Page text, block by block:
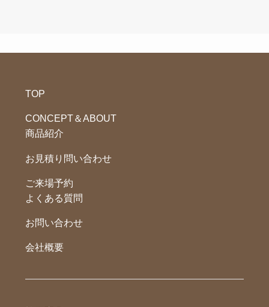
TOP
CONCEPT＆ABOUT
商品紹介
お見積り問い合わせ
ご来場予約
よくある質問
お問い合わせ
会社概要